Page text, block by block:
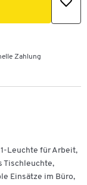
Zahlung
Leuchte für Arbeit,
Tischleuchte,
Einsätze im Büro,